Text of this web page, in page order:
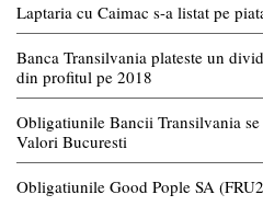
Laptaria cu Caimac s-a listat pe
Banca Transilvania plateste un
din profitul pe 2018
Obligatiunile Bancii Transilvania
Valori Bucuresti
Obligatiunile Good Pople SA